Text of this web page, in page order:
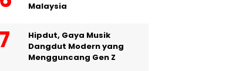
Malaysia
Hipdut, Gaya Musik
Dangdut Modern yang
Mengguncang Gen Z